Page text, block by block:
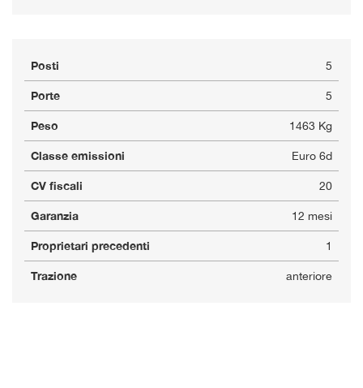
Posti 5
Porte 5
Peso 1463 Kg
Classe emissioni Euro 6d
CV fiscali 20
Garanzia 12 mesi
Proprietari precedenti 1
Trazione anteriore